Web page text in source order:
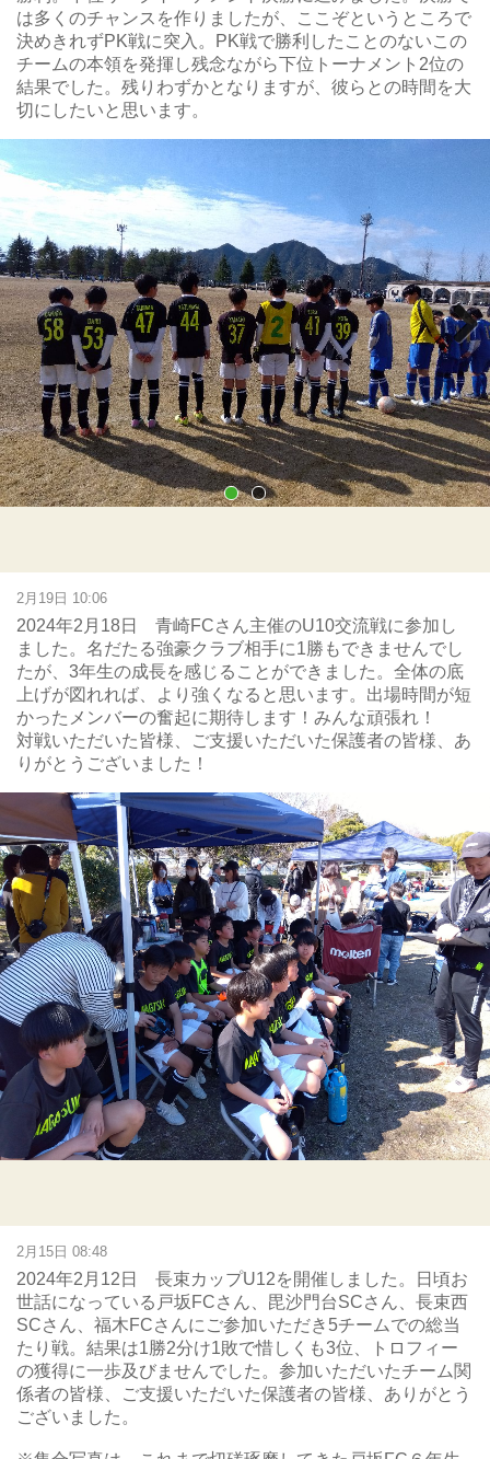
は多くのチャンスを作りましたが、ここぞというところで
決めきれずPK戦に突入。PK戦で勝利したことのないこの
チームの本領を発揮し残念ながら下位トーナメント2位の
結果でした。残りわずかとなりますが、彼らとの時間を大
切にしたいと思います。
Next
2月19日 10:06
2024年2月18日 青崎FCさん主催のU10交流戦に参加し
ました。名だたる強豪クラブ相手に1勝もできませんでし
たが、3年生の成長を感じることができました。全体の底
上げが図れれば、より強くなると思います。出場時間が短
かったメンバーの奮起に期待します！みんな頑張れ！
対戦いただいた皆様、ご支援いただいた保護者の皆様、あ
りがとうございました！
2月15日 08:48
2024年2月12日 長束カップU12を開催しました。日頃お
世話になっている戸坂FCさん、毘沙門台SCさん、長束西
SCさん、福木FCさんにご参加いただき5チームでの総当
たり戦。結果は1勝2分け1敗で惜しくも3位、トロフィー
の獲得に一歩及びませんでした。参加いただいたチーム関
係者の皆様、ご支援いただいた保護者の皆様、ありがとう
ございました。